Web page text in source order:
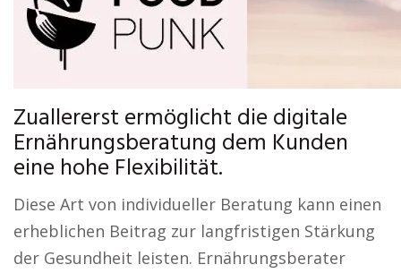
Zuallererst ermöglicht die digitale
Ernährungsberatung dem Kunden
eine hohe Flexibilität.
Diese Art von individueller Beratung kann einen
erheblichen Beitrag zur langfristigen Stärkung
der Gesundheit leisten. Ernährungsberater